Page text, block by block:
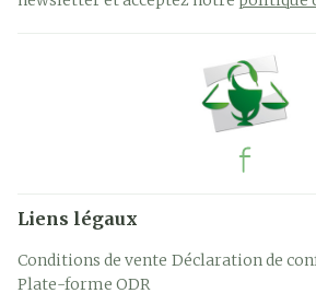
Liens légaux
Conditions de vente Déclaration de
Plate-forme ODR